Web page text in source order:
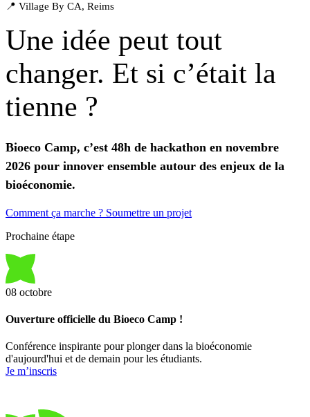
📍 Village By CA, Reims
Une idée peut tout
changer. Et si c’était la
tienne ?
Bioeco Camp, c’est 48h de hackathon en novembre
2026 pour innover ensemble autour des enjeux de la
bioéconomie.
Comment ça marche ? Soumettre un projet
Prochaine étape
08 octobre
Ouverture officielle du Bioeco Camp !
Conférence inspirante pour plonger dans la bioéconomie
d'aujourd'hui et de demain pour les étudiants.
Je m’inscris